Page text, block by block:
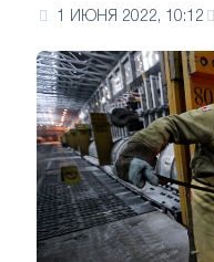
1 ИЮНЯ 2022, 10:12